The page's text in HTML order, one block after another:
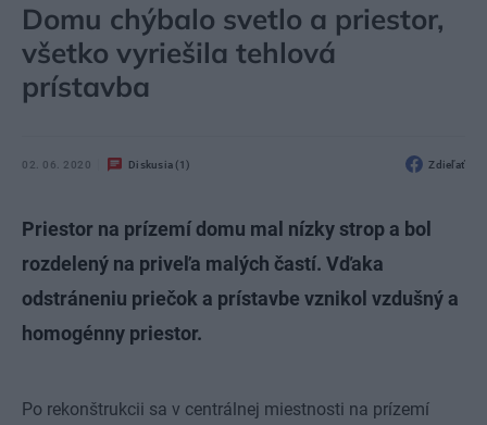
Domu chýbalo svetlo a priestor,
všetko vyriešila tehlová
prístavba
02. 06. 2020 Diskusia (1) Zdieľať
Priestor na prízemí domu mal nízky strop a bol
rozdelený na priveľa malých častí. Vďaka
odstráneniu priečok a prístavbe vznikol vzdušný a
homogénny priestor.
Po rekonštrukcii sa v centrálnej miestnosti na prízemí